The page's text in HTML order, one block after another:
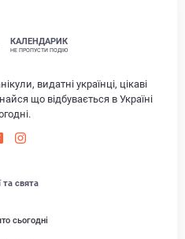
КАЛЕНДАРИК
НЕ ПРОПУСТИ ПОДІЮ
видатні українці, цікаві
що відбувається в Україні
та свята
сьогодні